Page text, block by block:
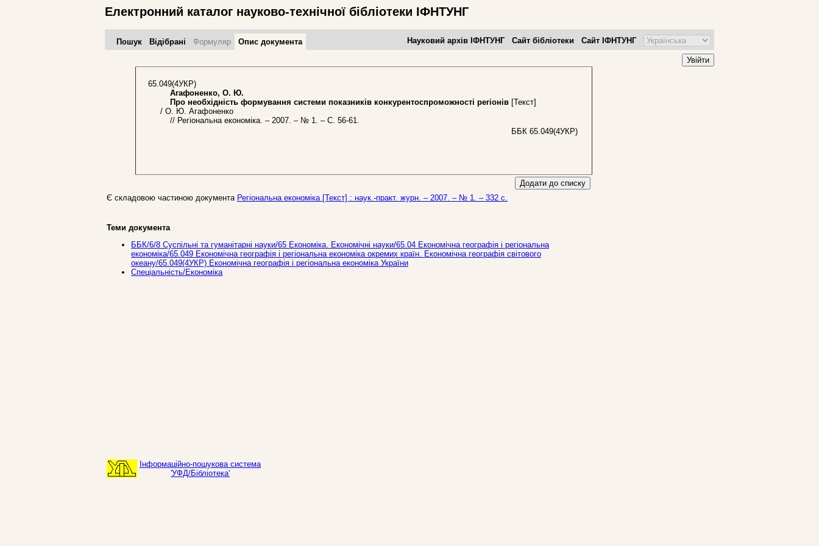
Електронний каталог науково-технічної бібліотеки ІФНТУНГ
Пошук Відібрані Формуляр Опис документа Науковий архів ІФНТУНГ Сайт бібліотеки Сайт ІФНТУНГ
Увійти
65.049(4УКР)
Агафоненко, О. Ю.
Про необхідність формування системи показників конкурентоспроможності регіонів [Текст]
/ О. Ю. Агафоненко
// Регіональна економіка. – 2007. – № 1. – С. 56-61.
ББК 65.049(4УКР)
Додати до списку
Є складовою частиною документа Регіональна економіка [Текст] : наук.-практ. журн. – 2007. – № 1. – 332 с.
Теми документа
ББК/6/8 Суспільні та гуманітарні науки/65 Економіка. Економічні науки/65.04 Економічна географія і регіональна
економіка/65.049 Економічна географія і регіональна економіка окремих країн. Економічна географія світового
океану/65.049(4УКР) Економічна географія і регіональна економіка України
Спеціальність/Економіка
Інформаційно-пошукова система
'УФД/Бібліотека'